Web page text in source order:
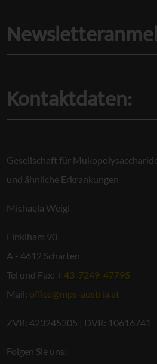
Kontaktdaten:
Gesellschaft für
und ähnliche Erkrankungen
Michaela Weigl
Finklham 90
A - 4612 Scharten
Tel und Fax: + 43-7249-47795
Mail: office@mps-austria.at
ZVR: 423245305 | DVR: 10616741
Folgen Sie uns: